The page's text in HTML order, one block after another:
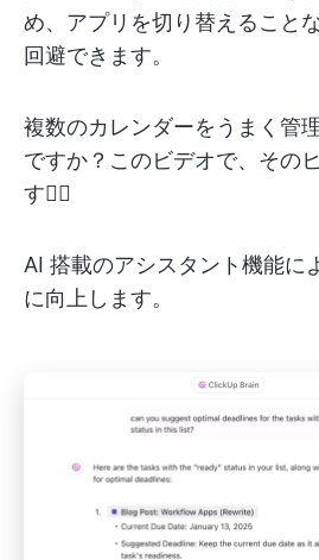
め、アプリを切り替えること
回避できます。
複数のカレンダーをうまく管
ですか？このビデオで、その
す👇🏽
AI 搭載のアシスタント機能に
に向上します。